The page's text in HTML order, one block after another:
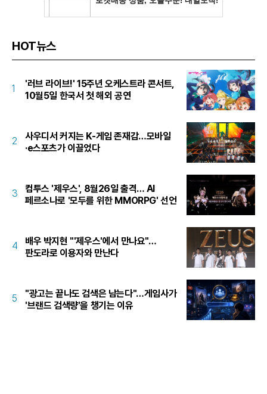
HOT뉴스
1
'러브 라이브!' 15주년 오케스트라 콘서트,
10월5일 한국서 첫 해외 공연
2
사우디서 커지는 K-게임 존재감…모바일
·e스포츠가 이끌었다
3
컴투스 '제우스', 8월26일 출격… AI
페르소나로 '모두를 위한 MMORPG' 선언
4
배우 박지현 "'제우스'에서 만나요"…
판도라로 이용자와 만난다
5
"광고는 끝나도 검색은 남는다"…게임사가
'브랜드 검색량'을 챙기는 이유